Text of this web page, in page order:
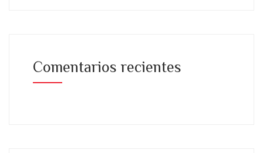
Comentarios recientes